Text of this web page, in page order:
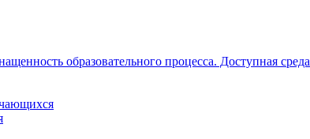
образовательного процесса. Доступная среда